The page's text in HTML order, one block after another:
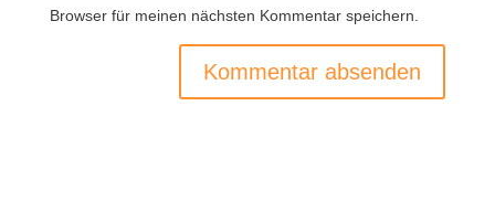
Browser für meinen nächsten Kommentar speichern.